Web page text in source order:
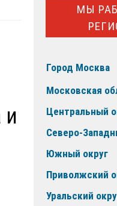
и
МЫ
Город Москва
Московская
Центральный
Северо-
Южный округ
Приволжский
Уральский